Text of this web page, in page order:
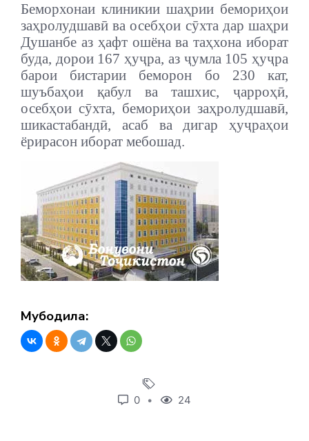
Беморхонаи клиникии шаҳрии бемориҳои
заҳролудшавӣ ва осебҳои сӯхта дар шаҳри
Душанбе аз ҳафт ошёна ва таҳхона иборат
буда, дорои 167 ҳуҷра, аз ҷумла 105 ҳуҷра
барои бистарии беморон бо 230 кат,
шуъбаҳои қабул ва ташхис, ҷарроҳӣ,
осебҳои сӯхта, бемориҳои заҳролудшавӣ,
шикастабандӣ, асаб ва дигар ҳуҷраҳои
ёрирасон иборат мебошад.
Мубодила:
0 24